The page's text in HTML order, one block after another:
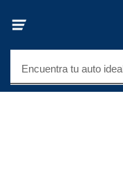
Encuentra tu auto